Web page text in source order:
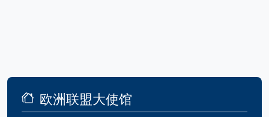
欧洲联盟大使馆